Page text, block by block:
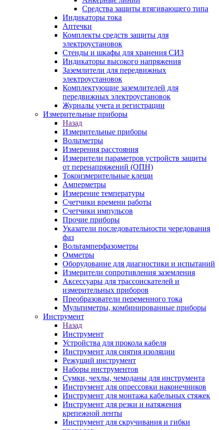
Средства защиты втягивающего типа
Индикаторы тока
Аптечки
Комплекты средств защиты для
электроустановок
Стенды и шкафы для хранения СИЗ
Индикаторы высокого напряжения
Заземлители для передвижных
электроустановок
Комплектующие заземлителей для
передвижных электроустановок
Журналы учета и регистрации
Измерительные приборы
Назад
Измерительные приборы
Вольтметры
Измерения расстояния
Измерители параметров устройств защиты
от перенапряжений (ОПН)
Токоизмерительные клещи
Амперметры
Измерение температуры
Счетчики времени работы
Счетчики импульсов
Прочие приборы
Указатели последовательности чередования
фаз
Вольтамперфазометры
Омметры
Оборудование для диагностики и испытаний
Измерители сопротивления заземления
Аксессуары для трассоискателей и
измерительных приборов
Преобразователи переменного тока
Мультиметры, комбинированные приборы
Инструмент
Назад
Инструмент
Устройства для прокола кабеля
Инструмент для снятия изоляции
Режущий инструмент
Наборы инструментов
Сумки, чехлы, чемоданы для инструмента
Инструмент для опрессовки наконечников
Инструмент для монтажа кабельных стяжек
Инструмент для резки и натяжения
крепежной ленты
Инструмент для скручивания и гибки